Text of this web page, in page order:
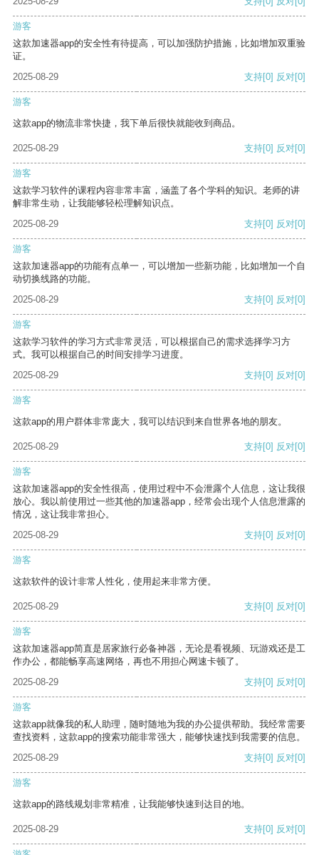
游客
这款加速器app的安全性有待提高，可以加强防护措施，比如增加双重验
证。
2025-08-29
支持[0] 反对[0]
游客
这款app的物流非常快捷，我下单后很快就能收到商品。
2025-08-29 支持[0] 反对[0]
游客
这款学习软件的课程内容非常丰富，涵盖了各个学科的知识。老师的讲
解非常生动，让我能够轻松理解知识点。
2025-08-29
支持[0] 反对[0]
游客
这款加速器app的功能有点单一，可以增加一些新功能，比如增加一个自
动切换线路的功能。
2025-08-29
支持[0] 反对[0]
游客
这款学习软件的学习方式非常灵活，可以根据自己的需求选择学习方
式。我可以根据自己的时间安排学习进度。
2025-08-29
支持[0] 反对[0]
游客
这款app的用户群体非常庞大，我可以结识到来自世界各地的朋友。
2025-08-29 支持[0] 反对[0]
游客
这款加速器app的安全性很高，使用过程中不会泄露个人信息，这让我很
放心。我以前使用过一些其他的加速器app，经常会出现个人信息泄露的
情况，这让我非常担心。
2025-08-29
支持[0] 反对[0]
游客
这款软件的设计非常人性化，使用起来非常方便。
2025-08-29 支持[0] 反对[0]
游客
这款加速器app简直是居家旅行必备神器，无论是看视频、玩游戏还是工
作办公，都能畅享高速网络，再也不用担心网速卡顿了。
2025-08-29
支持[0] 反对[0]
游客
这款app就像我的私人助理，随时随地为我的办公提供帮助。我经常需要
查找资料，这款app的搜索功能非常强大，能够快速找到我需要的信息。
2025-08-29
支持[0] 反对[0]
游客
这款app的路线规划非常精准，让我能够快速到达目的地。
2025-08-29 支持[0] 反对[0]